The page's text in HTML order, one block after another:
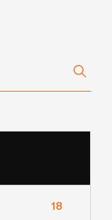
18